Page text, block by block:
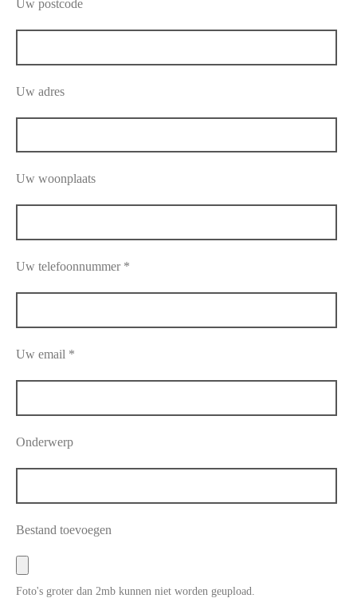
Uw postcode
Uw adres
Uw woonplaats
Uw telefoonnummer *
Uw email *
Onderwerp
Bestand toevoegen
Foto's groter dan 2mb kunnen niet worden geupload.